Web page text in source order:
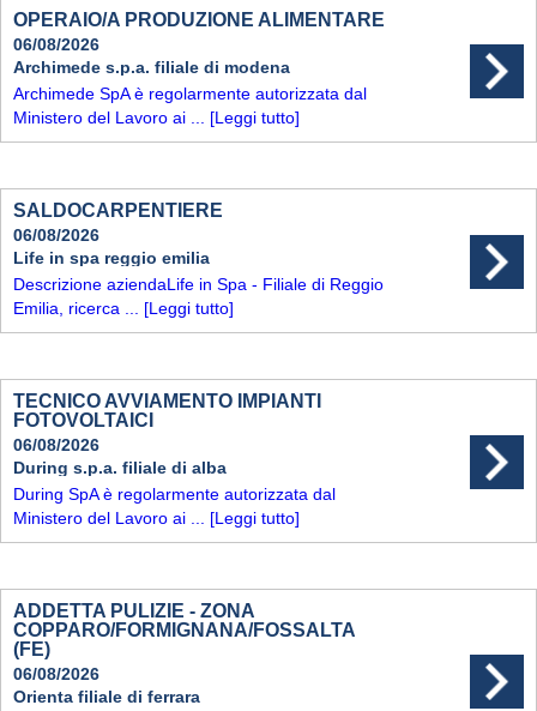
OPERAIO/A PRODUZIONE ALIMENTARE
06/08/2026
Archimede s.p.a. filiale di modena
Archimede SpA è regolarmente autorizzata dal
Ministero del Lavoro ai ... [Leggi tutto]
SALDOCARPENTIERE
06/08/2026
Life in spa reggio emilia
Descrizione aziendaLife in Spa - Filiale di Reggio
Emilia, ricerca ... [Leggi tutto]
TECNICO AVVIAMENTO IMPIANTI
FOTOVOLTAICI
06/08/2026
During s.p.a. filiale di alba
During SpA è regolarmente autorizzata dal
Ministero del Lavoro ai ... [Leggi tutto]
ADDETTA PULIZIE - ZONA
COPPARO/FORMIGNANA/FOSSALTA
(FE)
06/08/2026
Orienta filiale di ferrara